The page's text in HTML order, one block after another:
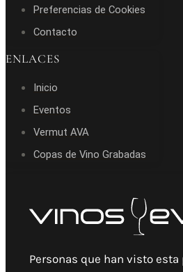
Preferencias de Cookies
Contacto
ENLACES
Inicio
Eventos
Vermut AVA
Copas de Vino Grabadas
Personas que han visto esta